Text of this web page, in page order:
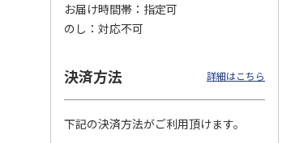
〈ソロソロ〉パーフ
ェクトＵＶジェル
２本
3,980円
(送料・税込)
3,980円
(送料・税込)
お届け時間帯
指定可
のし
対応不可
決済方法 詳細はこちら
下記の決済方法がご利用頂けます。